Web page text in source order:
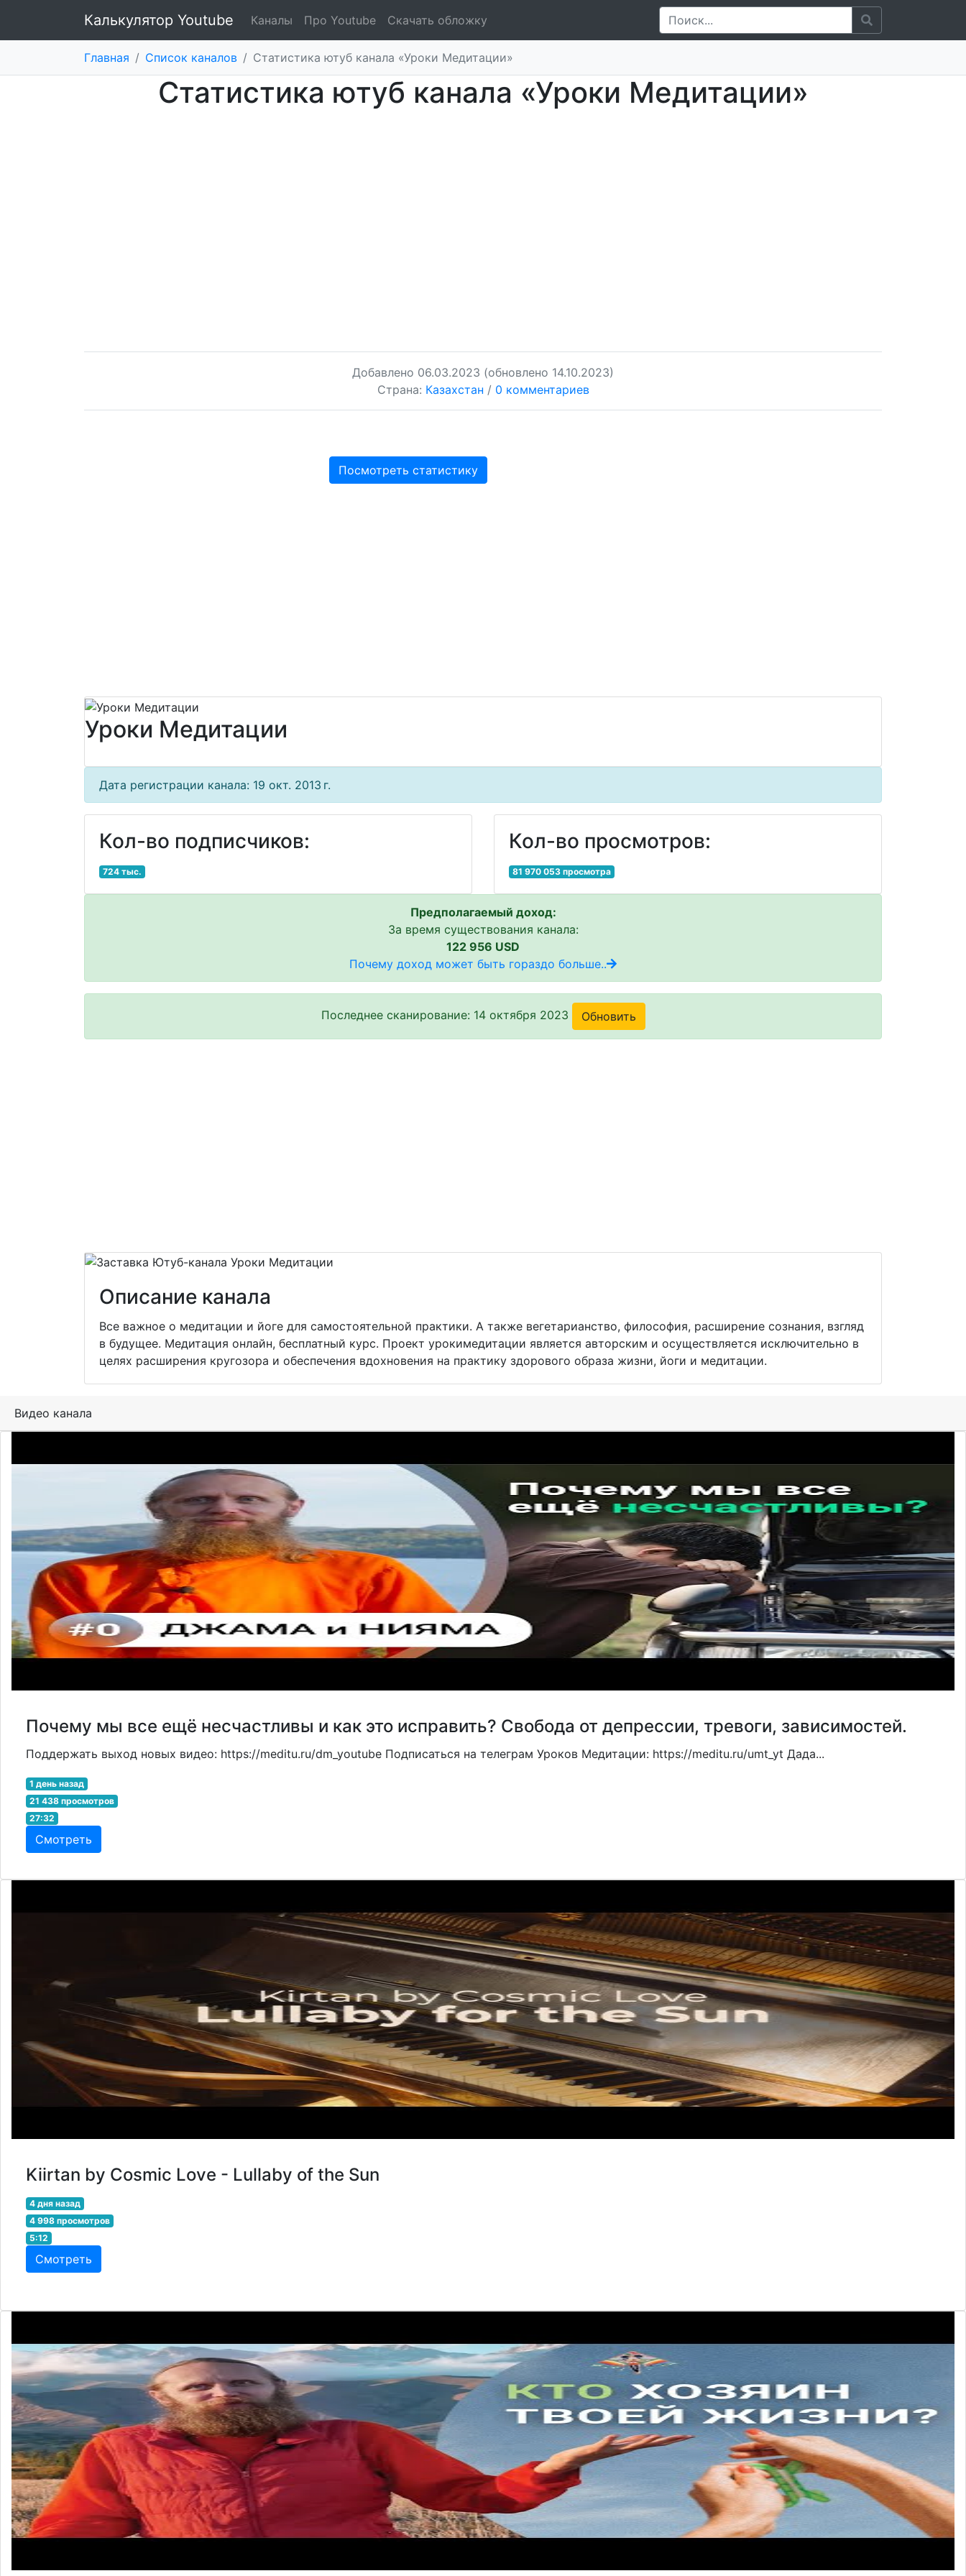
Калькулятор Youtube Каналы Про Youtube Скачать обложку
Главная / Список каналов / Статистика ютуб канала «Уроки Медитации»
Статистика ютуб канала «Уроки Медитации»
Добавлено 06.03.2023 (обновлено 14.10.2023)
Страна: Казахстан / 0 комментариев
Посмотреть статистику
Уроки Медитации
Дата регистрации канала: 19 окт. 2013 г.
Кол-во подписчиков:
724 тыс.
Кол-во просмотров:
81 970 053 просмотра
Предполагаемый доход:
За время существования канала:
122 956 USD
Почему доход может быть гораздо больше..
Последнее сканирование: 14 октября 2023 Обновить
Описание канала
Все важное о медитации и йоге для самостоятельной практики. А также вегетарианство, философия, расширение сознания, взгляд
в будущее. Медитация онлайн, бесплатный курс. Проект урокимедитации является авторским и осуществляется исключительно в
целях расширения кругозора и обеспечения вдохновения на практику здорового образа жизни, йоги и медитации.
Видео канала
Почему мы все ещё несчастливы и как это исправить? Свобода от депрессии, тревоги, зависимостей.
Поддержать выход новых видео: https://meditu.ru/dm_youtube Подписаться на телеграм Уроков Медитации: https://meditu.ru/umt_yt Дада...
1 день назад
21 438 просмотров
27:32
Смотреть
Kiirtan by Cosmic Love - Lullaby of the Sun
4 дня назад
4 998 просмотров
5:12
Смотреть